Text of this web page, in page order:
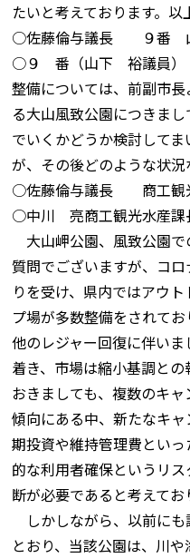
たいと考えております。以
○佐藤倫与議長 ９番
○９ 番（山下 裕議員）
整備については、前副市
る大山風致公園につきま
でいくかどうか検討して
が、その後どのような状況
○佐藤倫与議長 商工観光
○中川 亮商工観光水産
大山岬公園、風致公園
質問でございますが、コ
りを受け、県内ではアウ
プ場が多数整備をされて
他のレジャー回復に伴い
着き、市場は縮小基調と
おきましても、複数のキ
傾向にある中、新たなキ
期投資や維持管理費とい
的な利用者確保というリ
断が必要であると考えてお
しかしながら、以前に
とおり、当該公園は、川